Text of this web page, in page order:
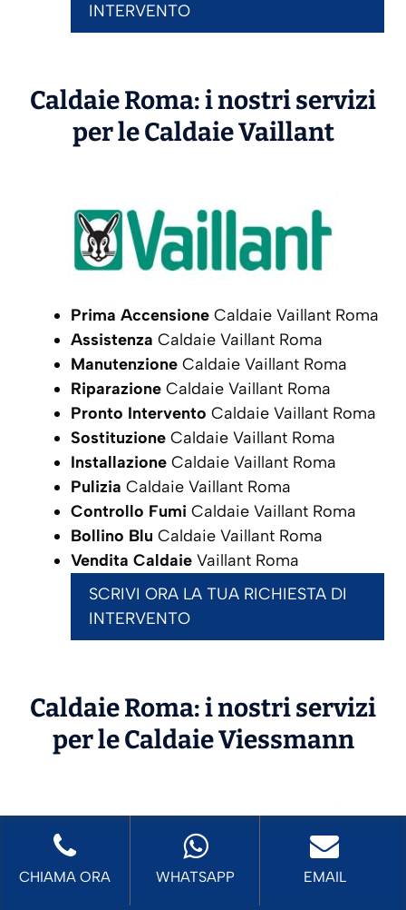
INTERVENTO
Caldaie Roma: i nostri servizi
per le CaldaieVaillant
Prima Accensione Caldaie Vaillant Roma
Assistenza Caldaie Vaillant Roma
Manutenzione Caldaie Vaillant Roma
Riparazione Caldaie Vaillant Roma
Pronto Intervento Caldaie Vaillant Roma
Sostituzione Caldaie Vaillant Roma
Installazione Caldaie Vaillant Roma
Pulizia Caldaie Vaillant Roma
Controllo Fumi Caldaie Vaillant Roma
Bollino Blu Caldaie Vaillant Roma
Vendita Caldaie Vaillant Roma
SCRIVI ORA LA TUA RICHIESTA DI
INTERVENTO
Caldaie Roma: i nostri servizi
per le CaldaieViessmann
CHIAMA ORA WHATSAPP EMAIL